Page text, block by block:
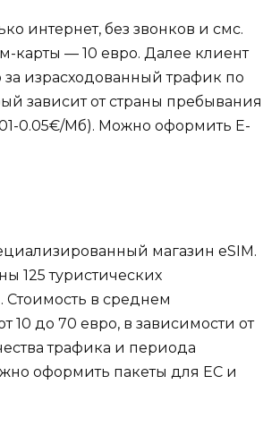
интернет, без звонков и смс.
карты — 10 евро. Далее клиент
за израсходованный трафик по
зависит от страны пребывания
0.05€/Мб). Можно оформить E-
магазин eSIM.
125 туристических
Стоимость в среднем
10 до 70 евро, в зависимости от
трафика и периода
оформить пакеты для ЕС и